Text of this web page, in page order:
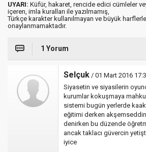
UYARI: Küfür, hakaret, rencide edici cümleler
içeren, imla kuralları ile yazılmamış,
Türkçe karakter kullanılmayan ve büyük
onaylanmamaktadır.
1 Yorum
Selçuk / 01 Mart 2016
Siyasetin ve siyasilerin
kurumlar kokuşmaya
sistemi bugün yerlerde
eğitimi derken
denirken bu düzende
ancak taklacı güvercin
iyice